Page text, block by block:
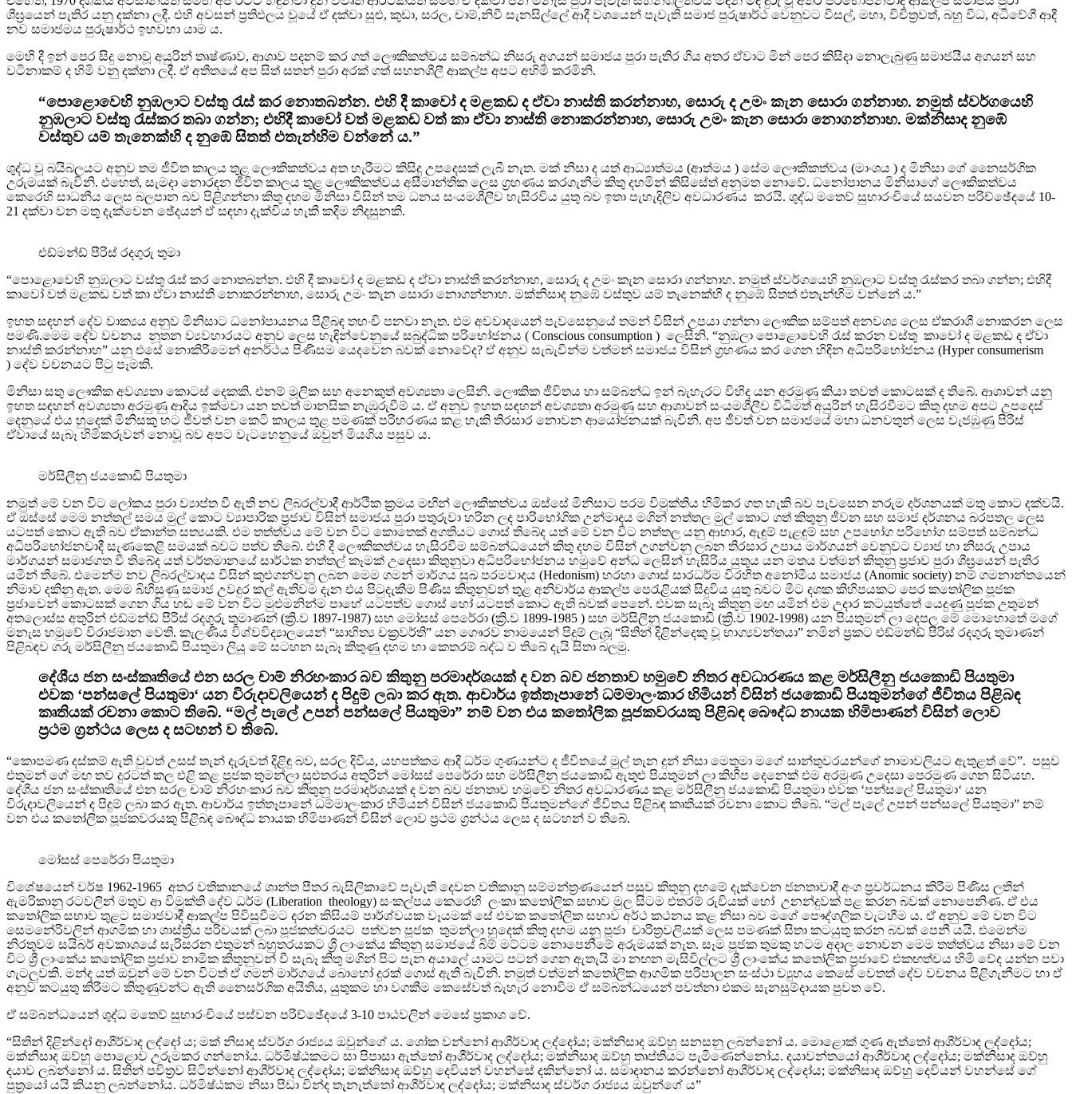
ශීඝ්‍රයෙන් පැතිර යනු දක්නා ලදී. එහි අවසන් ප්‍රතිඵලය වූයේ ඒ දක්වා සුළු, කුඩා, සරල, චාම්,නිවී සැනසිල්ලේ ආදී වශයෙන් පැවැති සමාජ පුරුෂාර්ථ වෙනුවට විසල්, මහා, විචිත්‍රවත්, බහු විධ, අධිවේගී ආදී
නව සමාජමය පුරුෂාර්ථ ඉහවහා යාම ය.
මෙහි දී ඉන් පෙර සිදු නොවූ අයුරින් තෘෂ්ණාව, ආශාව පදනම් කර ගත් ලෞකිකත්වය සම්බන්ධ නිසරු අගයන් සමාජය පුරා පැතිර ගිය අතර ඒවාට මින් පෙර කිසිදා නොලැබුණු සමාජයීය අගයන් සහ
වටිනාකම් ද හිමි වනු දක්නා ලදී. ඒ අතීතයේ අප සිත් සතන් පුරා අරක් ගත් සහනශීලී ආකල්ප අපට අහිමි කරමිනි.
“පොළොවෙහි නුඹලාට වස්තු රැස් කර නොතබන්න. එහි දී කාවෝ ද මළකඩ ද ඒවා නාස්ති කරන්නාහ, සොරු ද උමං කැන සොරා ගන්නාහ. නමුත් ස්වර්ගයෙහි
නුඹලාට වස්තු රැස්කර තබා ගන්න; එහිදී කාවෝ වත් මළකඩ වත් කා ඒවා නාස්ති නොකරන්නාහ, සොරු උමං කැන සොරා නොගන්නාහ. මක්නිසාද නුඹේ
වස්තුව යම් තැනෙක්හි ද නුඹේ සිතත් එතැන්හිම වන්නේ ය.”
ශුද්ධ වූ බයිබලයට අනුව තම ජීවිත කාලය තුළ ලෞකිකත්වය අත හැරීමට කිසිදු උපදෙසක් ලැබී නැත. මක් නිසා ද යත් ආධ්‍යාත්මය (ආත්මය ) සේම ලෞකිකත්වය (මාංශය ) ද මිනිසා ගේ නෛසර්ගික
උරුමයක් බැවිනි. එහෙත්, සැමදා නොරඳන ජීවිත කාලය තුළ ලෞකිකත්වය අසීමාන්තික ලෙස ග්‍රහණය කරගැනීම කිතු දහමින් කිසිසේත් අනුමත නොවේ. ධනෝපානය මිනිසාගේ ලෞකිකත්වය
කෙරෙහි සාධනීය ලෙස බලපාන බව පිළිගන්නා කිතු දහම මිනිසා විසින් තම ධනය සංයමශීලීව හැසිරවිය යුතු බව ඉතා පැහැදිලිව අවධාරණය කරයි. ශුද්ධ මතෙව් සුභාරංචියේ සයවන පරිච්ඡේදයේ 10-
21 දක්වා වන මතු දැක්වෙන ඡේදයන් ඒ සඳහා දැක්විය හැකි කදිම නිදසුනකි.
එඩ්මන්ඩ් පීරිස් රදගුරු තුමා
“පොළොවෙහි නුඹලාට වස්තු රැස් කර නොතබන්න. එහි දී කාවෝ ද මළකඩ ද ඒවා නාස්ති කරන්නාහ, සොරු ද උමං කැන සොරා ගන්නාහ. නමුත් ස්වර්ගයෙහි නුඹලාට වස්තු රැස්කර තබා ගන්න; එහිදී
කාවෝ වත් මළකඩ වත් කා ඒවා නාස්ති නොකරන්නාහ, සොරු උමං කැන සොරා නොගන්නාහ. මක්නිසාද නුඹේ වස්තුව යම් තැනෙක්හි ද නුඹේ සිතත් එතැන්හිම වන්නේ ය.”
ඉහත සඳහන් දේව වාක්‍යය අනුව මිනිසාට ධනෝපායනය පිළිබඳ තහංචි පනවා නැත. එම අවවාදයෙන් පැවසෙනුයේ තමන් විසින් උපයා ගන්නා ලෞකික සම්පත් අනවශ්‍ය ලෙස ඒකරාශී නොකරන ලෙස
පමණි.මෙම දේව වචනය නූතන ව්‍යවහාරයට අනුව ලෙස හැඳින්වෙනුයේ සබුද්ධික පරිභෝජනය ( Conscious consumption ) ලෙසිනි. “නුඹලා පොළොවෙහි රැස් කරන වස්තු කාවෝ ද මළකඩ ද ඒවා
නාස්ති කරන්නාහ” යනු එසේ නොකිරීමෙන් අනර්ථය පිණිසම යෙදවෙන බවක් නොවේද? ඒ අනුව සැබැවින්ම වත්මන් සමාජය විසින් ග්‍රහණය කර ගෙන හිඳින අධිපරිභෝජනය (Hyper consumerism
) දේව වචනයට පිටු පෑමකි.
මිනිසා සතු ලෞකික අවශ්‍යතා කොටස් දෙකකි. එනම් මූලික සහ අනෙකුත් අවශ්‍යතා ලෙසිනි. ලෞකික ජීවිතය හා සම්බන්ධ ඉන් බැහැරට විහිද යන අරමුණු කියා තවත් කොටසක් ද තිබේ. ආශාවන් යනු
ඉහත සඳහන් අවශ්‍යතා අරමුණු ආදිය ඉක්මවා යන තවත් මානසික නැඹුරුවීම් ය. ඒ අනුව ඉහත සඳහන් අවශ්‍යතා අරමුණු සහ ආශාවන් සංයමශීලීව විධිමත් අයුරින් හැසිරවීමට කිතු දහම අපට උපදෙස්
දෙනුයේ එය හුදෙක් මිනිසකු හට ජීවත් වන කෙටි කාලය තුළ පමණක් පරිහරණය කළ හැකි තිරසාර නොවන ආයෝජනයක් බැවිනි. අප ජීවත් වන සමාජයේ මහා ධනවතුන් ලෙස වැජඹුණු පිරිස්
ඒවායේ සැබෑ හිමිකරුවන් නොවූ බව අපට වැටහෙනුයේ ඔවුන් මියගිය පසුව ය.
මර්සිලීනු ජයකොඩි පියතුමා
නමුත් මේ වන විට ලෝකය පුරා ව්‍යාප්ත වී ඇති නව ලිබරල්වාදී ආර්ථික ක්‍රමය මඟින් ලෞකිකත්වය ඔස්සේ මිනිසාට පරම විමුක්තිය හිමිකර ගත හැකි බව පැවසෙන නරුම දර්ශනයක් මතු කොට දක්වයි.
ඒ ඔස්සේ මෙම නත්තල් සමය මුල් කොට ව්‍යාපාරික ප්‍රජාව විසින් සමාජය පුරා පතුරුවා හරින ලද පාරිභෝගික උන්මාදය මගින් නත්තල මුල් කොට ගත් කිතුනු ජීවන සහ සමාජ දර්ශනය බරපතල ලෙස
යටපත් කොට ඇති බව ඒකාන්ත සත්‍යයකි. එම තත්ත්වය මේ වන විට කොතෙක් අගතියට ගොස් තිබේද යත් මේ වන විට නත්තල යනු ආහාර, ඇඳුම් පැළඳුම් සහ උපභෝග පරිභෝග සම්පත් සම්බන්ධ
අධිපරිභෝජනවාදී සැණකෙළි සමයක් බවට පත්ව තිබේ. එහි දී ලෞකිකත්වය හැසිරවීම සම්බන්ධයෙන් කිතු දහම විසින් උගන්වනු ලබන තිරසාර උපාය මාර්ගයන් වෙනුවට ව්‍යාජ හා නිසරු උපාය
මාර්ගයන් සමාජගත වී තිබේද යත් වර්තමානයේ සාර්ථක නත්තල් කෑමක් උදෙසා කිතුනුවා අධිපරිභෝජනය හමුවේ අන්ධ ලෙසින් හැසිරිය යුතුය යන මතය වත්මන් කිතුනු ප්‍රජාව පුරා ශීඝ්‍රයෙන් පැතිර
යමින් තිබේ. එමෙන්ම නව ලිබරල්වාදය විසින් කුළුගන්වනු ලබන මෙම ගමන් මාර්ගය සුඛ පරමවාදය (Hedonism) හරහා ගොස් සාරධර්ම විරහිත අනෝමීය සමාජය (Anomic society) නම් ගමනාන්තයෙන්
නිමාව දකිනු ඇත. මෙම බිහිසුණු සමාජ උවදුර කල් ඇතිවම දැන එය පිටුදැකීම පිණිස කිතුනුවන් තුළ අනිවාර්ය ආකල්ප පෙරැළියක් සිදුවිය යුතු බවට මීට දශක කිහිපයකට පෙර කතෝලික පූජක
ප්‍රජාවෙන් කොටසක් ගෙන ගිය හඬ මේ වන විට මුළුමනින්ම පාහේ යටපත්ව ගොස් හෝ යටපත් කොට ඇති බවක් පෙනේ. එවක සැබෑ කිතුනු මඟ යමින් එම උදාර කටයුත්තේ යෙදුණු පූජක උතුමන්
අතලොස්ස අතුරින් එඩ්මන්ඩ් පීරිස් රදගුරු තුමාණන් (ක්‍රි.ව 1897-1987) සහ මෝසස් පෙරේරා (ක්‍රි.ව 1899-1985 ) සහ මර්සිලීනු ජයකොඩි (ක්‍රි.ව 1902-1998) යන පියතුමන් ලා දෙපල මේ මොහොතේ මගේ
මනැස හමුවේ විරාජමාන වෙති. කැලණිය විශ්වවිද්‍යාලයෙන් “සාහිත්‍ය චක්‍රවර්ති” යන ගෞරව නාමයෙන් පිදුම් ලැබූ “සිතින් දිළින්දෙකු වූ භාග්‍යවන්තයා” නමින් ප්‍රකට එඩ්මන්ඩ් පීරිස් රදගුරු තුමාණන්
පිළිබඳව ගරු මර්සිලීනු ජයකොඩි පියතුමා ලියූ මේ සටහන සැබෑ කිතුණු දහම හා කෙතරම් බද්ධ ව තිබේ දැයි සිතා බලමු.
දේශීය ජන සංස්කෘතියේ එන සරල චාම් නිරහංකාර බව කිතුනු පරමාදර්ශයක් ද වන බව ජනතාව හමුවේ නිතර අවධාරණය කළ මර්සිලීනු ජයකොඩි පියතුමා
එවක ‘පන්සලේ පියතුමා‘ යන විරුදාවලියෙන් ද පිදුම් ලබා කර ඇත. ආචාර්ය ඉත්තෑපානේ ධම්මාලංකාර හිමියන් විසින් ජයකොඩි පියතුමන්ගේ ජීවිතය පිළිබඳ
කෘතියක් රචනා කොට තිබේ. “මල් පැලේ උපන් පන්සලේ පියතුමා” නම් වන එය කතෝලික පූජකවරයකු පිළිබඳ බෞද්ධ නායක හිමිපාණන් විසින් ලොව
ප්‍රථම ග්‍රන්ථය ලෙස ද සටහන් ව තිබේ.
“කොපමණ දස්කම් ඇති වුවත් උසස් තැන් දැරුවත් දිළිඳු බව, සරල දිවිය, යහපත්කම ආදී ධර්ම ගුණයන්ට ද ජීවිතයේ මුල් තැන දුන් නිසා මෙතුමා මගේ සාන්තුවරයන්ගේ නාමාවලියට ඇතුළත් වේ”. පසුව
එතුමන් ගේ මඟ තව දුරටත් කල එළි කළ පූජක තුමන්ලා සුළුතරය අතුරින් මෝසස් පෙරේරා සහ මර්සිලීනු ජයකොඩි ඇතුළු පියතුමන් ලා කිහිප දෙනෙක් එම අරමුණ උදෙසා පෙරමුණ ගෙන සිටියහ.
දේශීය ජන සංස්කෘතියේ එන සරල චාම් නිරහංකාර බව කිතුනු පරමාදර්ශයක් ද වන බව ජනතාව හමුවේ නිතර අවධාරණය කළ මර්සිලීනු ජයකොඩි පියතුමා එවක ‘පන්සලේ පියතුමා‘ යන
විරුදාවලියෙන් ද පිදුම් ලබා කර ඇත. ආචාර්ය ඉත්තෑපානේ ධම්මාලංකාර හිමියන් විසින් ජයකොඩි පියතුමන්ගේ ජීවිතය පිළිබඳ කෘතියක් රචනා කොට තිබේ. “මල් පැලේ උපන් පන්සලේ පියතුමා” නම්
වන එය කතෝලික පූජකවරයකු පිළිබඳ බෞද්ධ නායක හිමිපාණන් විසින් ලොව ප්‍රථම ග්‍රන්ථය ලෙස ද සටහන් ව තිබේ.
මෝසස් පෙරේරා පියතුමා
විශේෂයෙන් වර්ෂ 1962-1965 අතර වතිකානයේ ශාන්ත පීතර බැසිලිකාවේ පැවැති දෙවන වතිකානු සම්මන්ත්‍රණයෙන් පසුව කිතුනු දහමේ දැක්වෙන ජනතාවාදී අංග ප්‍රවර්ධනය කිරීම පිණිස ලතින්
ඇමරිකානු රටවලින් මතුව ආ විමුක්ති දේව ධර්ම (Liberation theology) සංකල්පය කෙරෙහි ලංකා කතෝලික සභාව මුල සිටම එතරම් රුචියක් හෝ උනන්දුවක් පළ කරන බවක් නොපෙනිණ. ඒ එය
කතෝලික සභාව තුළට සමාජවාදී ආකල්ප පිවිසුවීමට දරන කිසියම් පාර්ශ්වයක වෑයමක් සේ එවක කතෝලික සභාව අර්ථ කථනය කළ නිසා බව මගේ පෞද්ගලික වැටහීම ය. ඒ අනුව මේ වන විට
සෙමනේරිවලින් ආගමික හා ශාස්ත්‍රීය පරිචයක් ලබා පූජකත්වරයට පත්වන පූජක තුමන්ලා හුදෙක් කිතු දහම යනු පූජා චාරිත්‍රවලියක් ලෙස පමණක් සිතා කටයුතු කරන බවක් පෙනී යයි. එමෙන්ම
නිරතුවම සයිබර් අවකාශයේ සැරිසරන එතුමන් බහුතරයකට ශ්‍රී ලාංකේය කිතුනු සමාජයේ බිම් මට්ටම නොපෙනීමේ අරුමයක් නැත. සෑම පූජක තුමකු හටම අදාල නොවන මෙම තත්ත්වය නිසා මේ වන
විට ශ්‍රී ලාංකේය කතෝලික ප්‍රජාව නාමික කිතුනුවන් වී සැබෑ කිතු මගින් පිට පැන අයාලේ යාමට පටන් ගෙන ඇතැයි මා නඟන මැසිවිල්ලට ශ්‍රී ලාංකේය කතෝලික ප්‍රජාවේ එකඟත්වය හිමි වේද යන්න පවා
ගැටලුවකි. මන්ද යත් ඔවුන් මේ වන විටත් ඒ ගමන් මාර්ගයේ බොහෝ දුරක් ගොස් ඇති බැවිනි. නමුත් වත්මන් කතෝලික ආගමික පරිපාලන සංස්ථා ව්‍යුහය කෙසේ වෙතත් දේව වචනය පිළිගැනීමට හා ඒ
අනුව කටයුතු කිරීමට කිතුණුවන්ට ඇති නෛසර්ගික අයිතිය, යුතුකම හා වගකීම කෙසේවත් බැහැර නොවීම ඒ සම්බන්ධයෙන් පවත්නා එකම සැනසුම්දායක පුවත වේ.
ඒ සම්බන්ධයෙන් ශුද්ධ මතෙව් සුභාරංචියේ පස්වන පරිච්ඡේදයේ 3-10 පාඨවලින් මෙසේ ප්‍රකාශ වේ.
“සිතින් දිළින්දෝ ආශීර්වාද ලද්දෝ ය; මක් නිසාද ස්වර්ග රාජ්‍යය ඔවුන්ගේ ය. ශෝක වන්නෝ ආශීර්වාද ලද්දෝය; මක්නිසාද ඔව්හු සනසනු ලබන්නෝ ය. මොළොක් ගුණ ඇත්තෝ ආශීර්වාද ලද්දෝය;
මක්නිසාද ඔව්හු පොළොව උරුමකර ගන්නෝය. ධර්මිෂ්ඨකමට සා පිපාසා ඇත්තෝ ආශීර්වාද ලද්දෝය; මක්නිසාද ඔව්හු තෘප්තියට පැමිණෙන්නෝය. දයාවන්තයෝ ආශීර්වාද ලද්දෝය; මක්නිසාද ඔව්හු
දයාව ලබන්නෝ ය. සිතින් පවිත්‍රව සිටින්නෝ ආශීර්වාද ලද්දෝය; මක්නිසාද ඔව්හු දෙවියන් වහන්සේ දකින්නෝ ය. සමාදානය කරන්නෝ ආශීර්වාද ලද්දෝය; මක්නිසාද ඔව්හු දෙවියන් වහන්සේ ගේ
පුත්‍රයෝ යයි කියනු ලබන්නෝය. ධර්මිෂ්ඨකම නිසා පීඩා වින්ද තැනැත්තෝ ආශීර්වාද ලද්දෝය; මක්නිසාද ස්වර්ග රාජ්‍යය ඔවුන්ගේ ය”